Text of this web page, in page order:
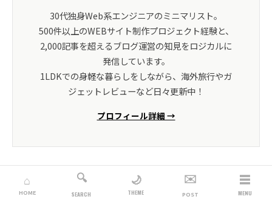
30代独身Web系エンジニアのミニマリスト。
500件以上のWEBサイト制作プロジェクト経験と、
2,000記事を超えるブログ運営の知見をロジカルに
発信しています。
1LDKでの身軽な暮らしをしながら、海外旅行やガ
ジェットレビューなど日々更新中！
プロフィール詳細 →
⌂
HOME
🔍
SEARCH
🌙
THEME
✉️
POST
☰
MENU